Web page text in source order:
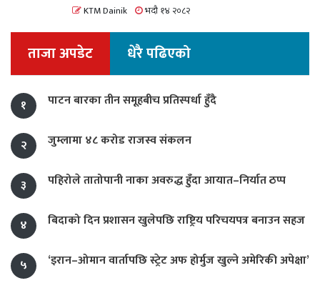
KTM Dainik भदौ १४ २०८२
ताजा अपडेट धेरै पढिएको
१ पाटन बारका तीन समूहबीच प्रतिस्पर्धा हुँदै
२ जुम्लामा ४८ करोड राजस्व संकलन
३ पहिरोले तातोपानी नाका अवरुद्ध हुँदा आयात–निर्यात ठप्प
४ बिदाको दिन प्रशासन खुलेपछि राष्ट्रिय परिचयपत्र बनाउन सहज
५ ‘इरान–ओमान वार्तापछि स्ट्रेट अफ होर्मुज खुल्ने अमेरिकी अपेक्षा’